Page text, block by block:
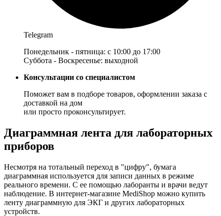
Telegram
Понедельник - пятница: с 10:00 до 17:00
Суббота - Воскресенье: выходной
Консультации со специалистом
Поможет вам в подборе товаров, оформлении заказа с
доставкой на дом
или просто проконсультирует.
Диаграммная лента для лабораторных
приборов
Несмотря на тотальный переход в "цифру", бумага
диаграммная используется для записи данных в режиме
реального времени. С ее помощью лаборанты и врачи ведут
наблюдение. В интернет-магазине MediShop можно купить
ленту диаграммную для ЭКГ и других лабораторных
устройств.